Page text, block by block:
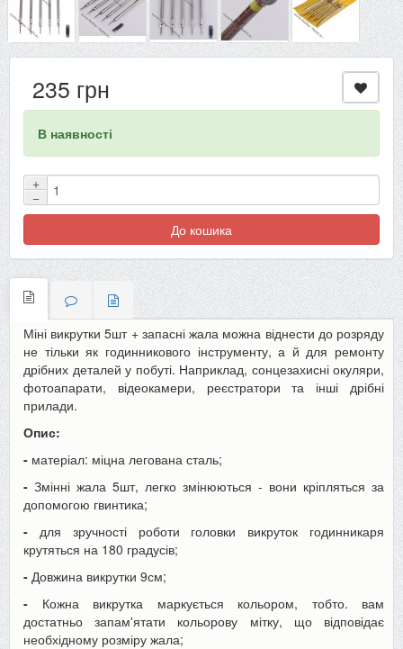
235 грн
В наявності
+
−
До кошика
Міні викрутки 5шт + запасні жала можна віднести до розряду
не тільки як годинникового інструменту, а й для ремонту
дрібних деталей у побуті. Наприклад, сонцезахисні окуляри,
фотоапарати, відеокамери, реєстратори та інші дрібні
прилади.
Опис:
- матеріал: міцна легована сталь;
- Змінні жала 5шт, легко змінюються - вони кріпляться за
допомогою гвинтика;
- для зручності роботи головки викруток годинникаря
крутяться на 180 градусів;
- Довжина викрутки 9см;
- Кожна викрутка маркується кольором, тобто. вам
достатньо запам'ятати кольорову мітку, що відповідає
необхідному розміру жала;